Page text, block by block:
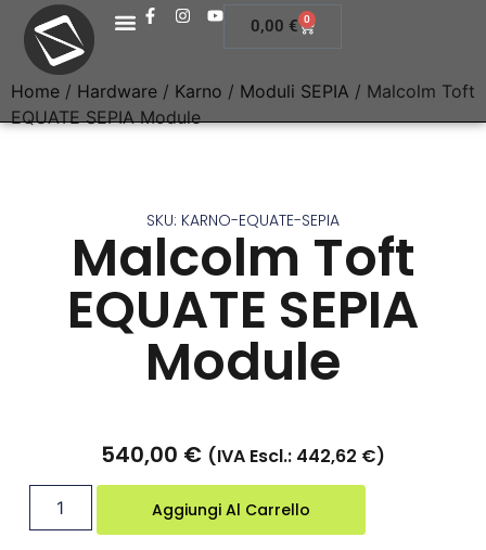
0,00 € 0
Home / Hardware / Karno / Moduli SEPIA / Malcolm Toft
EQUATE SEPIA Module
SKU: KARNO-EQUATE-SEPIA
Malcolm Toft
EQUATE SEPIA
Module
540,00 € (IVA Escl.: 442,62 €)
Aggiungi Al Carrello